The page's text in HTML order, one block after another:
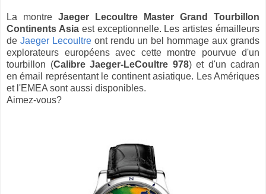
La montre Jaeger Lecoultre Master Grand Tourbillon
Continents Asiaest exceptionnelle. Les artistes émailleurs
de Jaeger Lecoultreont rendu un bel hommage aux grands
explorateurs européens avec cette montre pourvue d'un
tourbillon (Calibre Jaeger-LeCoultre 978) et d'un cadran
en émail représentant le continent asiatique. Les Amériques
et l'EMEA sont aussi disponibles.
Aimez-vous?